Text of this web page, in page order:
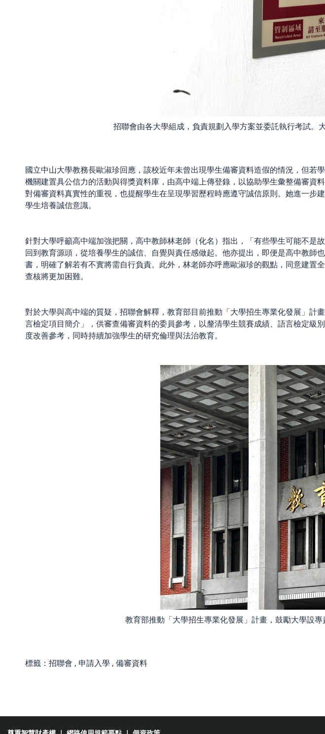
招聯會由各大學組成，負責規劃入學方案並委託執行考試
國立中山大學教務長歐淑珍回應，該校近年未曾出現學生備審資料造假的情況，但
機關建置具公信力的活動與得獎資料庫，由高中端上傳登錄，以協助學生彙整備審
對備審資料真實性的重視，也提醒學生在呈現學習歷程時應遵守誠信原則。她進一
學生培養誠信意識。
針對大學呼籲高中端加強把關，高中教師林老師（化名）指出，「有些學生可能不
回到教育源頭，從培養學生的誠信、自覺與責任感做起。他亦提出，即便是高中教
書，明確了解若有不實將需自行負責。此外，林老師亦呼應歐淑珍的觀點，同意建
查核將更加困難。
對於大學與高中端的質疑，招聯會解釋，教育部目前推動「大學招生專業化發展」
言檢定項目簡介」，供審查備審資料的委員參考，以釐清學生競賽成績、語言檢定
度改善參考，同時持續加強學生的研究倫理與法治教育。
教育部推動「大學招生專業化發展」計畫，鼓勵大學設
標籤： 招聯會 , 申請入學 , 備審資料